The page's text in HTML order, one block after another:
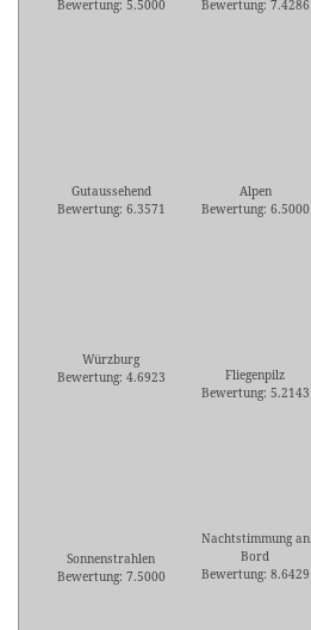
Bewertung: 5.5000
Bewertung: 7.4286
Gutaussehend
Bewertung: 6.3571
Alpen
Bewertung: 6.5000
Würzburg
Bewertung: 4.6923
Fliegenpilz
Bewertung: 5.2143
Sonnenstrahlen
Bewertung: 7.5000
Nachtstimmung an
Bord
Bewertung: 8.6429